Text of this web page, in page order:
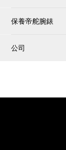
保養帝舵腕錶
公司